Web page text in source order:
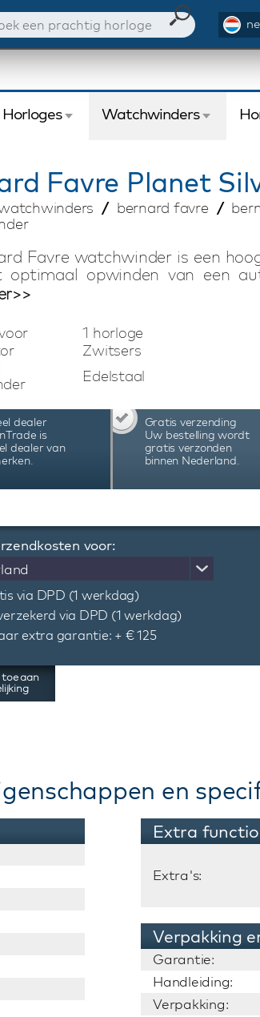
Horloges Watchwinders
Favre Planet
bernard favre
Favre watchwinder is een
optimaal opwinden van een
is het resultaat van
automatisch horloge
aan. De ingebouwde accu
kunt bewaren of op reis kunt
opladen via de USB
u
een filmpje van de
1 horloge
Zwitsers
Edelstaal
dealer
is
dealer van
Gratis verzending
Uw bestelling wordt
gratis verzonden
binnen Nederland.
voor:
via DPD (1 werkdag)
via DPD (1 werkdag)
extra garantie: + € 125
toe aan
en
Extra
Extra's:
Verpakking
Garantie:
Handleiding:
Verpakking: